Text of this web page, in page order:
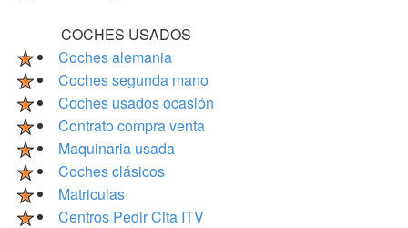
COCHES USADOS
Coches alemania
Coches segunda mano
Coches usados ocasión
Contrato compra venta
Maquinaria usada
Coches clásicos
Matriculas
Centros Pedir Cita ITV